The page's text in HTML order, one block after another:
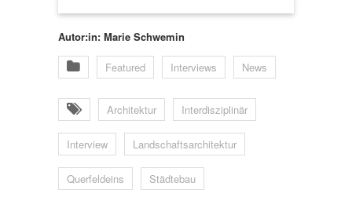
Autor:in: Marie Schwemin
Featured Interviews News
Architektur Interdisziplinär
Interview Landschaftsarchitektur
Querfeldeins Städtebau